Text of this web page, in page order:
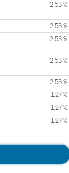
2,53 %
2,53 %
2,53 %
2,53 %
2,53 %
1,27 %
1,27 %
1,27 %